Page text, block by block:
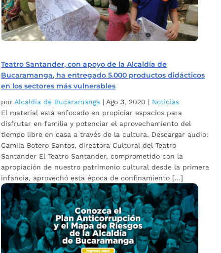
Teatro Santander, con apoyo de la Alcaldía de
Bucaramanga, ha entregado 5.000 productos didácticos
en los sectores más vulnerables
porAlcaldía de Bucaramanga |Ago 3, 2020 | Noticias
El material está enfocado en propiciar espacios para
disfrutar en familia y potenciar el aprovechamiento del
tiempo libre en casa a través de la cultura. Descargar audio:
Camila Botero Santos, directora Cultural del Teatro
Santander El Teatro Santander, comprometido con la
apropiación de nuestro patrimonio cultural desde la primera
infancia, aprovechó esta época de confinamiento […]